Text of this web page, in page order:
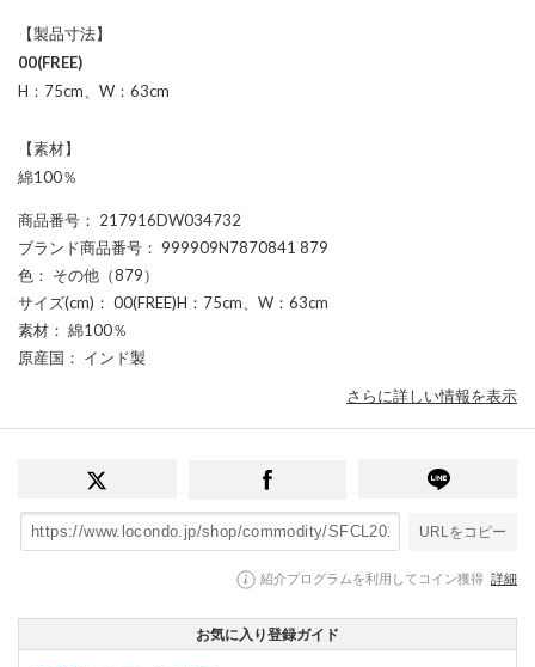
【製品寸法】
00(FREE)
H：75cm、W：63cm
【素材】
綿100％
商品番号 ： 217916DW034732
ブランド商品番号 ： 999909N7870841 879
色 ： その他（879）
サイズ(cm) ： 00(FREE)H：75cm、W：63cm
素材 ： 綿100％
原産国 ： インド製
さらに詳しい情報を表示
URLをコピー
紹介プログラムを利用してコイン獲得 詳細
お気に入り登録ガイド